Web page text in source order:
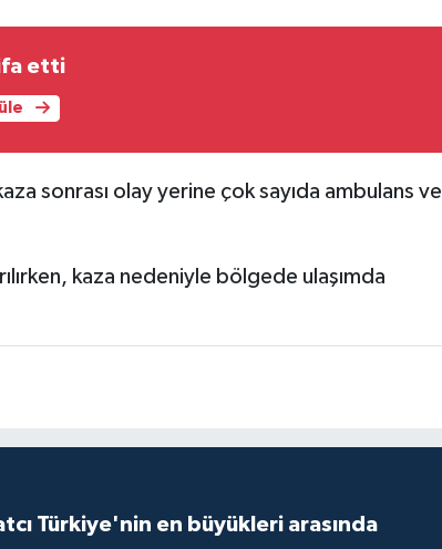
etti
sonrası olay yerine çok sayıda ambulans ve
kaza nedeniyle bölgede ulaşımda
Türkiye'nin en büyükleri arasında